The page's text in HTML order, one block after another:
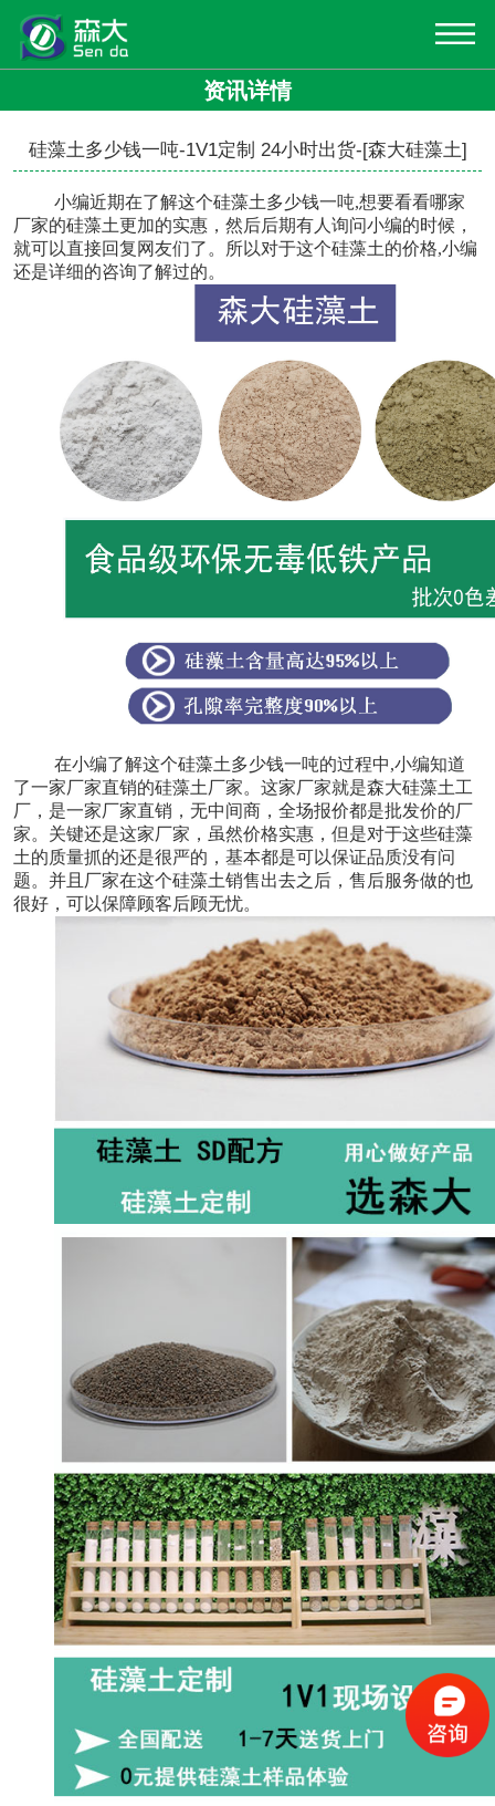
资讯详情
硅藻土多少钱一吨-1V1定制 24小时出货-[森大硅藻土]
小编近期在了解这个硅藻土多少钱一吨,想要看看哪家
厂家的硅藻土更加的实惠，然后后期有人询问小编的时候，
就可以直接回复网友们了。所以对于这个硅藻土的价格,小编
还是详细的咨询了解过的。
在小编了解这个硅藻土多少钱一吨的过程中,小编知道
了一家厂家直销的硅藻土厂家。这家厂家就是森大硅藻土工
厂，是一家厂家直销，无中间商，全场报价都是批发价的厂
家。关键还是这家厂家，虽然价格实惠，但是对于这些硅藻
土的质量抓的还是很严的，基本都是可以保证品质没有问
题。并且厂家在这个硅藻土销售出去之后，售后服务做的也
很好，可以保障顾客后顾无忧。